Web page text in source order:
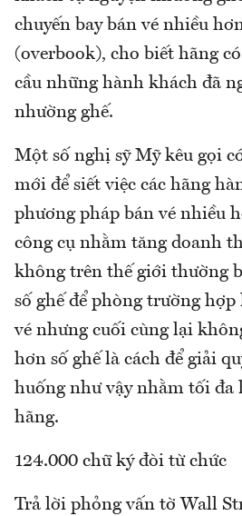
chuyến bay bán vé nhiều
(overbook), cho biết hãng
cầu những hành khách đã
nhường ghế.
Một số nghị sỹ Mỹ kêu gọi
mới để siết việc các hãng
phương pháp bán vé nhiều
công cụ nhằm tăng doanh
không trên thế giới thường
số ghế để phòng trường
vé nhưng cuối cùng lại
hơn số ghế là cách để giải
huống như vậy nhằm tối đa
hãng.
124.000 chữ ký đòi từ chức
Trả lời phỏng vấn tờ Wall